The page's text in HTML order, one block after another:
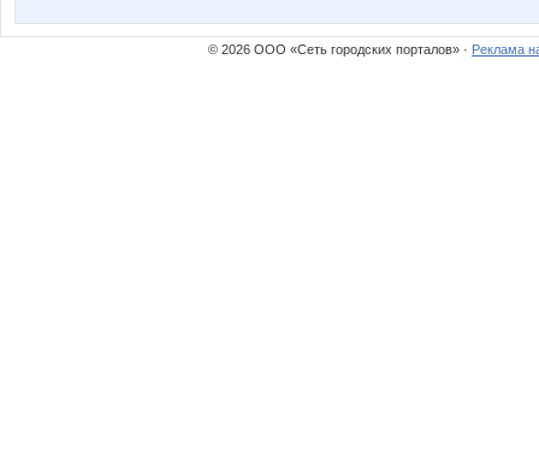
© 2026 ООО «Сеть городских порталов» · Реклама